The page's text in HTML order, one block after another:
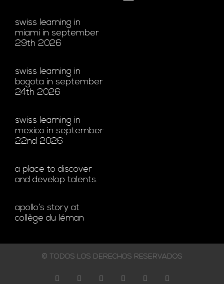
swiss learning in
miami in september
29th 2026
swiss learning in
bogota in september
24th 2026
swiss learning in
mexico in september
22nd 2026
a place to discover
and develop talents.
apollo’s story at
collège du léman
© TODOS LOS DERECHOS RESERVADOS